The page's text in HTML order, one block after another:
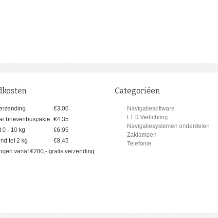
€3,00
brievenbuspakje €4,35
0 - 10 kg
€6,95
tot 2 kg
€8,45
vanaf €200,- gratis verzending.
Categoriëen
Navigatiesoftware
LED Verlichting
Navigatiesystemen onderdelen
Zaklampen
Telefonie